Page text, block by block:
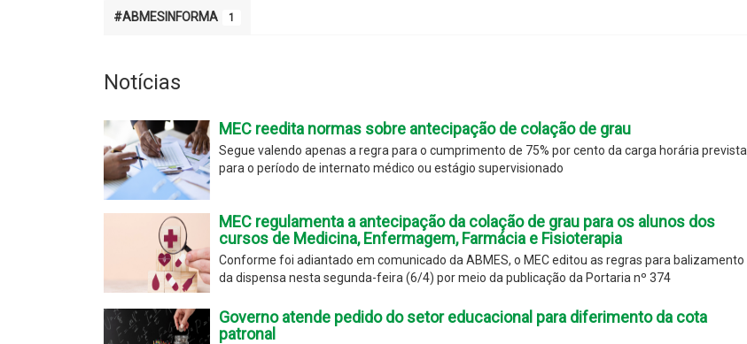
#ABMESINFORMA 1
Notícias
MEC reedita normas sobre antecipação de colação de grau
Segue valendo apenas a regra para o cumprimento de 75% por cento da carga horária prevista
para o período de internato médico ou estágio supervisionado
MEC regulamenta a antecipação da colação de grau para os alunos dos
cursos de Medicina, Enfermagem, Farmácia e Fisioterapia
Conforme foi adiantado em comunicado da ABMES, o MEC editou as regras para balizamento
da dispensa nesta segunda-feira (6/4) por meio da publicação da Portaria nº 374
Governo atende pedido do setor educacional para diferimento da cota
patronal